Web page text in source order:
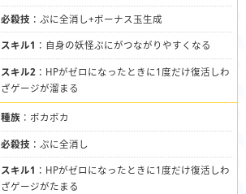
必殺技 ：ぷに全消し+ボーナス玉生成
スキル1 ：自身の妖怪ぷにがつながりやすくなる
スキル2 ：HPがゼロになったときに1度だけ復活しわ
ざゲージが溜まる
種族 ：ポカポカ
必殺技 ：ぷに全消し
スキル1 ：HPがゼロになったときに1度だけ復活しわ
ざゲージがたまる